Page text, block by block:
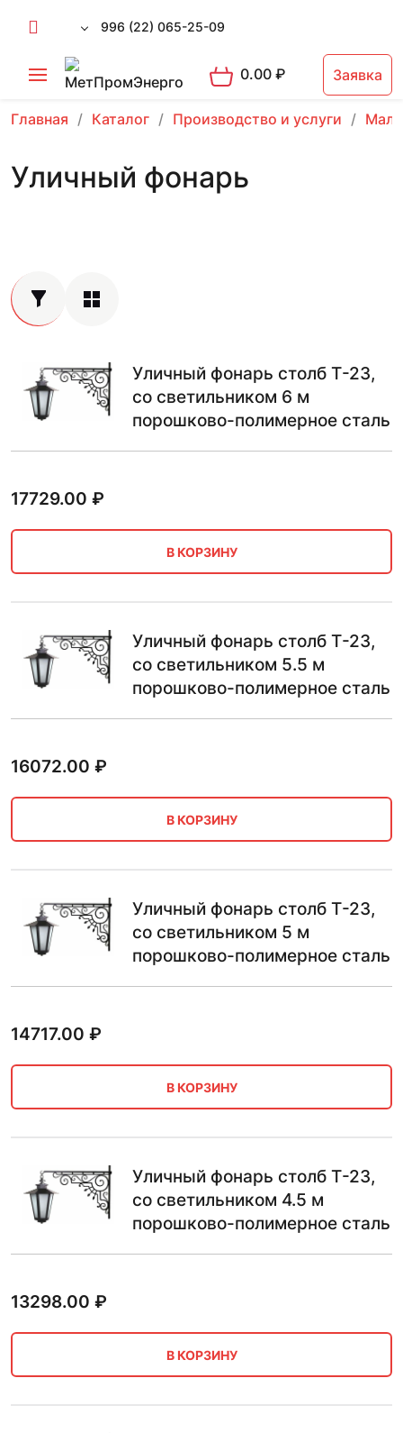
996 (22) 065-25-09
0.00₽ Заявка
Главная Каталог Производство и услуги
Уличный фонарь
Уличный фонарь столб Т-23,
со светильником 6 м
порошково-полимерное сталь
17729.00 ₽
В КОРЗИНУ
Уличный фонарь столб Т-23,
со светильником 5.5 м
порошково-полимерное сталь
16072.00 ₽
В КОРЗИНУ
Уличный фонарь столб Т-23,
со светильником 5 м
порошково-полимерное сталь
14717.00 ₽
В КОРЗИНУ
Уличный фонарь столб Т-23,
со светильником 4.5 м
порошково-полимерное сталь
13298.00 ₽
В КОРЗИНУ